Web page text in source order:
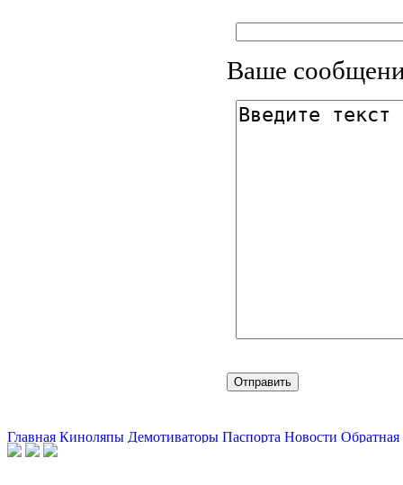
Ваше
Главная Киноляпы Демотиваторы Паспорта Новости Обратная